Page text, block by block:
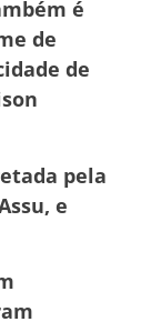
é
de
de
pela
e